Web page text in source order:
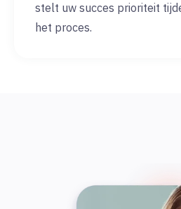
stelt uw succes prioriteit
het proces.